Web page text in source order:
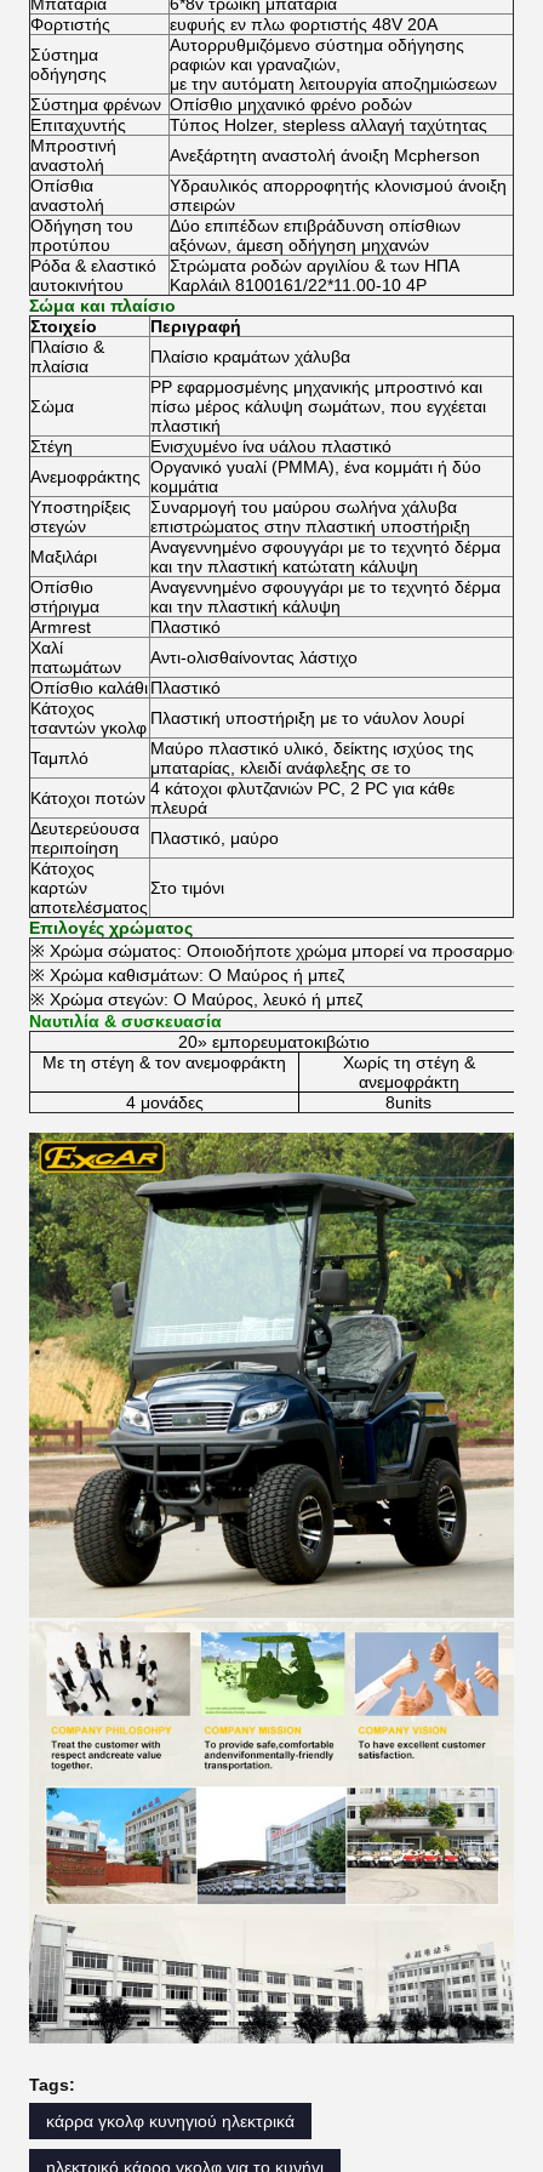
Φορτιστής
ευφυής εν πλω φορτιστής 48V 20A
Σύστημα
οδήγησης
Αυτορρυθμιζόμενο σύστημα οδήγησης
ραφιών και γραναζιών,
με την αυτόματη λειτουργία αποζημιώσεων
Σύστημα φρένων Οπίσθιο μηχανικό φρένο ροδών
Επιταχυντής
Τύπος Holzer, stepless αλλαγή ταχύτητας
Μπροστινή
αναστολή
Ανεξάρτητη αναστολή άνοιξη Mcpherson
Οπίσθια
αναστολή
Υδραυλικός απορροφητής κλονισμού άνοιξη
σπειρών
Οδήγηση του
προτύπου
Δύο επιπέδων επιβράδυνση οπίσθιων
αξόνων, άμεση οδήγηση μηχανών
Ρόδα & ελαστικό
αυτοκινήτου
Στρώματα ροδών αργιλίου & των ΗΠΑ
Καρλάιλ 8100161/22*11.00-10 4P
Σώμα και πλαίσιο
Στοιχείο
Περιγραφή
Πλαίσιο &
πλαίσια
Πλαίσιο κραμάτων χάλυβα
Σώμα
PP εφαρμοσμένης μηχανικής μπροστινό και
πίσω μέρος κάλυψη σωμάτων, που εγχέεται
πλαστική
Στέγη
Ενισχυμένο ίνα υάλου πλαστικό
Ανεμοφράκτης Οργανικό γυαλί (PMMA), ένα κομμάτι ή δύο
κομμάτια
Υποστηρίξεις
στεγών
Συναρμογή του μαύρου σωλήνα χάλυβα
επιστρώματος στην πλαστική υποστήριξη
Μαξιλάρι
Αναγεννημένο σφουγγάρι με το τεχνητό δέρμα
και την πλαστική κατώτατη κάλυψη
Οπίσθιο
στήριγμα
Αναγεννημένο σφουγγάρι με το τεχνητό δέρμα
και την πλαστική κάλυψη
Armrest
Πλαστικό
Χαλί
πατωμάτων
Αντι-ολισθαίνοντας λάστιχο
Οπίσθιο καλάθιΠλαστικό
Κάτοχος
τσαντών γκολφ Πλαστική υποστήριξη με το νάυλον λουρί
Ταμπλό
Μαύρο πλαστικό υλικό, δείκτης ισχύος της
μπαταρίας, κλειδί ανάφλεξης σε το
Κάτοχοι ποτών 4 κάτοχοι φλυτζανιών PC, 2 PC για κάθε
πλευρά
Δευτερεύουσα
περιποίηση
Πλαστικό, μαύρο
Κάτοχος
καρτών
αποτελέσματος
Στο τιμόνι
Επιλογές χρώματος
※ Χρώμα σώματος: Οποιοδήποτε χρώμα μπορεί να
※ Χρώμα καθισμάτων: Ο Μαύρος ή μπεζ
※ Χρώμα στεγών: Ο Μαύρος, λευκό ή μπεζ
Ναυτιλία & συσκευασία
20» εμπορευματοκιβώτιο
Με τη στέγη & τον ανεμοφράκτη
Χωρίς τη στέγη &
ανεμοφράκτη
4 μονάδες
8units
Tags:
κάρρα γκολφ κυνηγιού ηλεκτρικά
ηλεκτρικό κάρρο γκολφ για το κυνήγι